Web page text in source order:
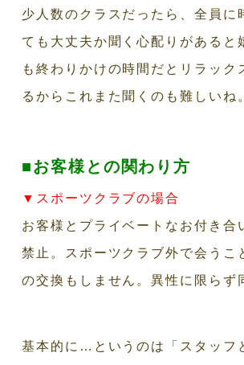
少人数のクラスだったら、全員に
ても大丈夫か聞く心配りがあると
も終わりかけの時間だとリラック
るからこれまた聞くのも難しいね
■お客様との関わり方
▼スポーツクラブの場合
お客様とプライベートなお付き合
禁止。スポーツクラブ外で会うこ
の交換もしません。異性に限らず
基本的に…というのは「スタッフ